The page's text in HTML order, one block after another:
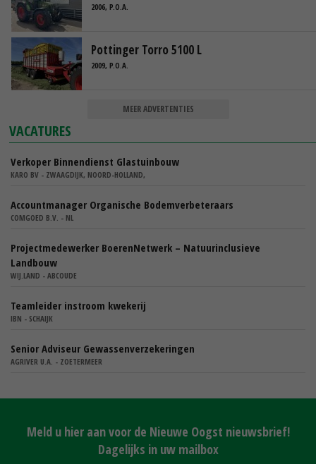
2006, P.O.A.
Pottinger Torro 5100 L
2009, P.O.A.
MEER ADVERTENTIES
VACATURES
Verkoper Binnendienst Glastuinbouw
KARO BV - ZWAAGDIJK, NOORD-HOLLAND,
Accountmanager Organische Bodemverbeteraars
COMGOED B.V. - NL
Projectmedewerker BoerenNetwerk – Natuurinclusieve
Landbouw
WIJ.LAND - ABCOUDE
Teamleider instroom kwekerij
IBN - SCHAIJK
Senior Adviseur Gewassenverzekeringen
AGRIVER U.A. - ZOETERMEER
Meld u hier aan voor de Nieuwe Oogst nieuwsbrief!
Dagelijks in uw mailbox